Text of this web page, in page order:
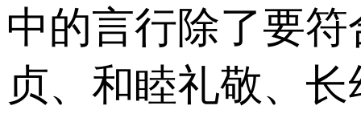
中的言行除了要
贞、和睦礼敬、